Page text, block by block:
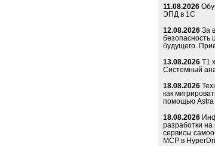
11.08.2026
ЭПД в 1С
12.08.2026 За
безопасность
будущего.
13.08.2026 Т1
Системный
18.08.2026
как
помощью Astra
18.08.2026
разработки на
сервисы
MCP в